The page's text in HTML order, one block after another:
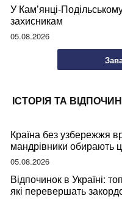
У Кам’янці-
захисникам
05.08.2026
ІСТОРІЯ ТА
Країна без узбережжя
мандрівники обирають
05.08.2026
Відпочинок в Україні:
які перевершать